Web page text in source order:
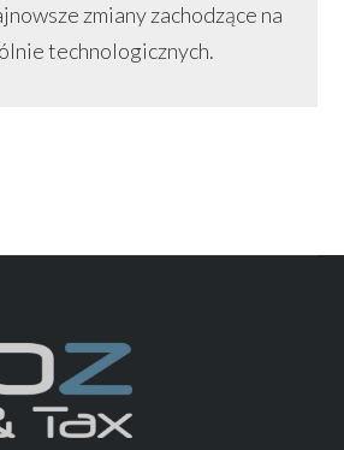
zmiany zachodzące na
technologicznych.